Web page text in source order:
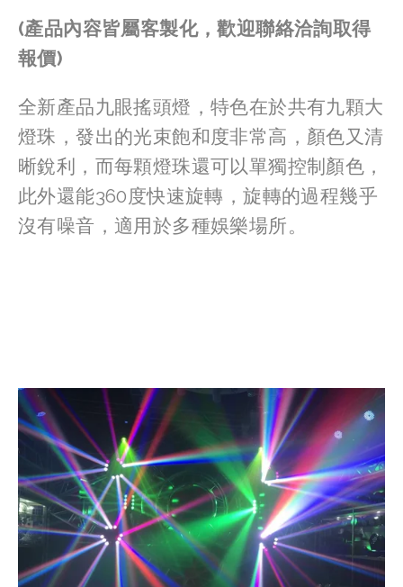
(產品內容皆屬客製化，歡迎聯絡洽詢取得
報價)
全新產品九眼搖頭燈，特色在於共有九顆大
燈珠，發出的光束飽和度非常高，顏色又清
晰銳利，而每顆燈珠還可以單獨控制顏色，
此外還能360度快速旋轉，旋轉的過程幾乎
沒有噪音，適用於多種娛樂場所。